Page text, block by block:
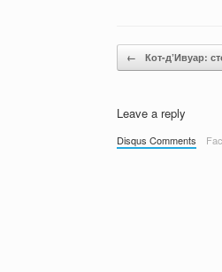
Post navigation
← Кот-д’Ивуар:
Leave a reply
Disqus Comments